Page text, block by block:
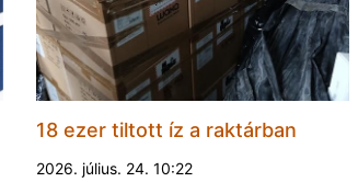
18 ezer tiltott íz a raktárban
2026. július. 24. 10:22